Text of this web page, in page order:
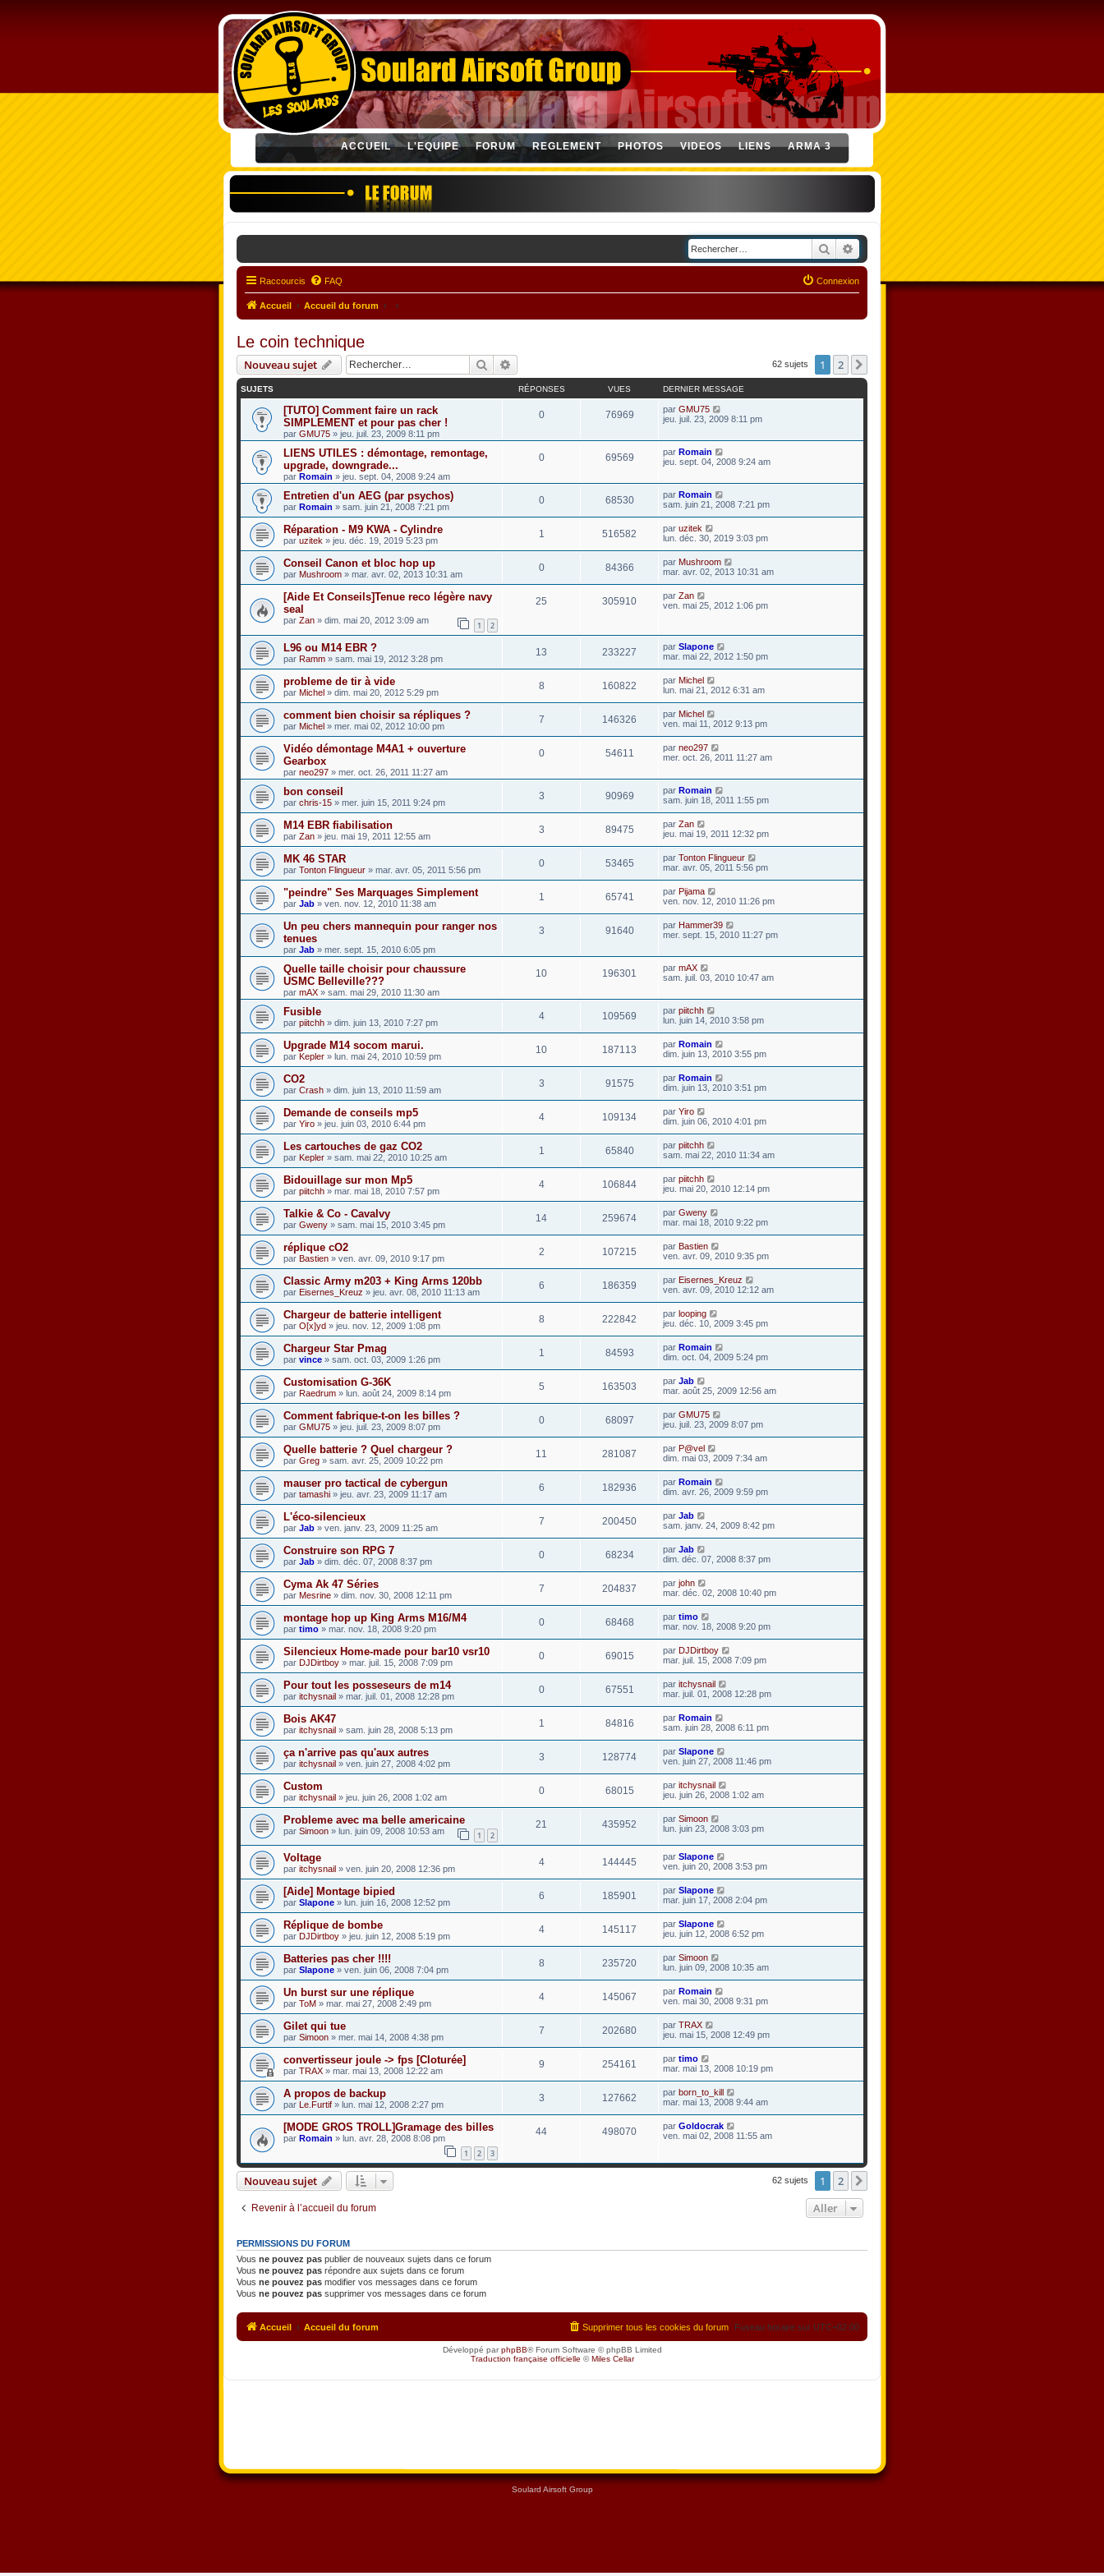
ACCUEIL L'EQUIPE FORUM REGLEMENT PHOTOS VIDEOS LIENS ARMA 3
Rechercher
Raccourcis FAQ Connexion
Accueil Accueil du forum
Le coin technique
Nouveau sujet Rechercher 62 sujets 1 2
SUJETS RÉPONSES VUES DERNIER MESSAGE
[TUTO] Comment faire un rack
SIMPLEMENT et pour pas cher !
par GMU75 » jeu. juil. 23, 2009 8:11 pm
0 76969 par GMU75
jeu. juil. 23, 2009 8:11 pm
LIENS UTILES : démontage, remontage,
upgrade, downgrade...
par Romain » jeu. sept. 04, 2008 9:24 am
0 69569 par Romain
jeu. sept. 04, 2008 9:24 am
Entretien d'un AEG (par psychos)
par Romain » sam. juin 21, 2008 7:21 pm
0 68530 par Romain
sam. juin 21, 2008 7:21 pm
Réparation - M9 KWA - Cylindre
par uzitek » jeu. déc. 19, 2019 5:23 pm
1 516582 par uzitek
lun. déc. 30, 2019 3:03 pm
Conseil Canon et bloc hop up
par Mushroom » mar. avr. 02, 2013 10:31 am
0 84366 par Mushroom
mar. avr. 02, 2013 10:31 am
[Aide Et Conseils]Tenue reco légère navy
seal
par Zan » dim. mai 20, 2012 3:09 am 1 2
25 305910 par Zan
ven. mai 25, 2012 1:06 pm
L96 ou M14 EBR ?
par Ramm » sam. mai 19, 2012 3:28 pm
13 233227 par Slapone
mar. mai 22, 2012 1:50 pm
probleme de tir à vide
par Michel » dim. mai 20, 2012 5:29 pm
8 160822 par Michel
lun. mai 21, 2012 6:31 am
comment bien choisir sa répliques ?
par Michel » mer. mai 02, 2012 10:00 pm
7 146326 par Michel
ven. mai 11, 2012 9:13 pm
Vidéo démontage M4A1 + ouverture
Gearbox
par neo297 » mer. oct. 26, 2011 11:27 am
0 54611 par neo297
mer. oct. 26, 2011 11:27 am
bon conseil
par chris-15 » mer. juin 15, 2011 9:24 pm
3 90969 par Romain
sam. juin 18, 2011 1:55 pm
M14 EBR fiabilisation
par Zan » jeu. mai 19, 2011 12:55 am
3 89475 par Zan
jeu. mai 19, 2011 12:32 pm
MK 46 STAR
par Tonton Flingueur » mar. avr. 05, 2011 5:56 pm
0 53465 par Tonton Flingueur
mar. avr. 05, 2011 5:56 pm
"peindre" Ses Marquages Simplement
par Jab » ven. nov. 12, 2010 11:38 am
1 65741 par Pijama
ven. nov. 12, 2010 11:26 pm
Un peu chers mannequin pour ranger nos
tenues
par Jab » mer. sept. 15, 2010 6:05 pm
3 91640 par Hammer39
mer. sept. 15, 2010 11:27 pm
Quelle taille choisir pour chaussure
USMC Belleville???
par mAX » sam. mai 29, 2010 11:30 am
10 196301 par mAX
sam. juil. 03, 2010 10:47 am
Fusible
par piitchh » dim. juin 13, 2010 7:27 pm
4 109569 par piitchh
lun. juin 14, 2010 3:58 pm
Upgrade M14 socom marui.
par Kepler » lun. mai 24, 2010 10:59 pm
10 187113 par Romain
dim. juin 13, 2010 3:55 pm
CO2
par Crash » dim. juin 13, 2010 11:59 am
3 91575 par Romain
dim. juin 13, 2010 3:51 pm
Demande de conseils mp5
par Yiro » jeu. juin 03, 2010 6:44 pm
4 109134 par Yiro
dim. juin 06, 2010 4:01 pm
Les cartouches de gaz CO2
par Kepler » sam. mai 22, 2010 10:25 am
1 65840 par piitchh
sam. mai 22, 2010 11:34 am
Bidouillage sur mon Mp5
par piitchh » mar. mai 18, 2010 7:57 pm
4 106844 par piitchh
jeu. mai 20, 2010 12:14 pm
Talkie & Co - Cavalvy
par Gweny » sam. mai 15, 2010 3:45 pm
14 259674 par Gweny
mar. mai 18, 2010 9:22 pm
réplique cO2
par Bastien » ven. avr. 09, 2010 9:17 pm
2 107215 par Bastien
ven. avr. 09, 2010 9:35 pm
Classic Army m203 + King Arms 120bb
par Eisernes_Kreuz » jeu. avr. 08, 2010 11:13 am
6 186359 par Eisernes_Kreuz
ven. avr. 09, 2010 12:12 am
Chargeur de batterie intelligent
par O[x]yd » jeu. nov. 12, 2009 1:08 pm
8 222842 par looping
jeu. déc. 10, 2009 3:45 pm
Chargeur Star Pmag
par vince » sam. oct. 03, 2009 1:26 pm
1 84593 par Romain
dim. oct. 04, 2009 5:24 pm
Customisation G-36K
par Raedrum » lun. août 24, 2009 8:14 pm
5 163503 par Jab
mar. août 25, 2009 12:56 am
Comment fabrique-t-on les billes ?
par GMU75 » jeu. juil. 23, 2009 8:07 pm
0 68097 par GMU75
jeu. juil. 23, 2009 8:07 pm
Quelle batterie ? Quel chargeur ?
par Greg » sam. avr. 25, 2009 10:22 pm
11 281087 par P@vel
dim. mai 03, 2009 7:34 am
mauser pro tactical de cybergun
par tamashi » jeu. avr. 23, 2009 11:17 am
6 182936 par Romain
dim. avr. 26, 2009 9:59 pm
L'éco-silencieux
par Jab » ven. janv. 23, 2009 11:25 am
7 200450 par Jab
sam. janv. 24, 2009 8:42 pm
Construire son RPG 7
par Jab » dim. déc. 07, 2008 8:37 pm
0 68234 par Jab
dim. déc. 07, 2008 8:37 pm
Cyma Ak 47 Séries
par Mesrine » dim. nov. 30, 2008 12:11 pm
7 204837 par john
mar. déc. 02, 2008 10:40 pm
montage hop up King Arms M16/M4
par timo » mar. nov. 18, 2008 9:20 pm
0 68468 par timo
mar. nov. 18, 2008 9:20 pm
Silencieux Home-made pour bar10 vsr10
par DJDirtboy » mar. juil. 15, 2008 7:09 pm
0 69015 par DJDirtboy
mar. juil. 15, 2008 7:09 pm
Pour tout les posseseurs de m14
par itchysnail » mar. juil. 01, 2008 12:28 pm
0 67551 par itchysnail
mar. juil. 01, 2008 12:28 pm
Bois AK47
par itchysnail » sam. juin 28, 2008 5:13 pm
1 84816 par Romain
sam. juin 28, 2008 6:11 pm
ça n'arrive pas qu'aux autres
par itchysnail » ven. juin 27, 2008 4:02 pm
3 128774 par Slapone
ven. juin 27, 2008 11:46 pm
Custom
par itchysnail » jeu. juin 26, 2008 1:02 am
0 68015 par itchysnail
jeu. juin 26, 2008 1:02 am
Probleme avec ma belle americaine
par Simoon » lun. juin 09, 2008 10:53 am 1 2
21 435952 par Simoon
lun. juin 23, 2008 3:03 pm
Voltage
par itchysnail » ven. juin 20, 2008 12:36 pm
4 144445 par Slapone
ven. juin 20, 2008 3:53 pm
[Aide] Montage bipied
par Slapone » lun. juin 16, 2008 12:52 pm
6 185901 par Slapone
mar. juin 17, 2008 2:04 pm
Réplique de bombe
par DJDirtboy » jeu. juin 12, 2008 5:19 pm
4 145117 par Slapone
jeu. juin 12, 2008 6:52 pm
Batteries pas cher !!!!
par Slapone » ven. juin 06, 2008 7:04 pm
8 235720 par Simoon
lun. juin 09, 2008 10:35 am
Un burst sur une réplique
par ToM » mar. mai 27, 2008 2:49 pm
4 145067 par Romain
ven. mai 30, 2008 9:31 pm
Gilet qui tue
par Simoon » mer. mai 14, 2008 4:38 pm
7 202680 par TRAX
jeu. mai 15, 2008 12:49 pm
convertisseur joule -> fps [Cloturée]
par TRAX » mar. mai 13, 2008 12:22 am
9 254161 par timo
mar. mai 13, 2008 10:19 pm
A propos de backup
par Le.Furtif » lun. mai 12, 2008 2:27 pm
3 127662 par born_to_kill
mar. mai 13, 2008 9:44 am
[MODE GROS TROLL]Gramage des billes
par Romain » lun. avr. 28, 2008 8:08 pm
1 2 3
44 498070 par Goldocrak
ven. mai 02, 2008 11:55 am
Nouveau sujet 62 sujets 1 2
Revenir à l’accueil du forum Aller
PERMISSIONS DU FORUM
Vous ne pouvez pas publier de nouveaux sujets dans ce forum
Vous ne pouvez pas répondre aux sujets dans ce forum
Vous ne pouvez pas modifier vos messages dans ce forum
Vous ne pouvez pas supprimer vos messages dans ce forum
Accueil Accueil du forum Fuseau horaire sur UTC+02:00
Supprimer tous les cookies du forum
Développé parphpBB® Forum Software © phpBB Limited
Traduction française officielle © Miles Cellar
Soulard Airsoft Group